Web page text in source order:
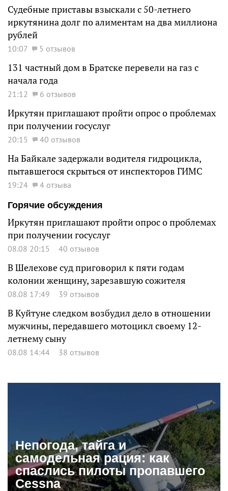
Судебные приставы взыскали с 50-летнего
иркутянина долг по алиментам на два миллиона
рублей
10:07 5 отзывов
131 частный дом в Братске перевели на газ с
начала года
21:12 6 отзывов
Иркутян приглашают пройти опрос о проблемах
при получении госуслуг
20:15 40 отзывов
На Байкале задержали водителя гидроцикла,
пытавшегося скрыться от инспекторов ГИМС
19:24
4 отзыва
Горячие обсуждения
Иркутян приглашают пройти опрос о проблемах
при получении госуслуг
08.08 20:15 40 отзывов
В Шелехове суд приговорил к пяти годам
колонии женщину, зарезавшую сожителя
08.08 17:49 39 отзывов
В Куйтуне следком возбудил дело в отношении
мужчины, передавшего мотоцикл своему 12-
летнему сыну
08.08 14:44 38 отзывов
Непогода, тайга и
самодельная рация: как
спаслись пилоты пропавшего
Cessna